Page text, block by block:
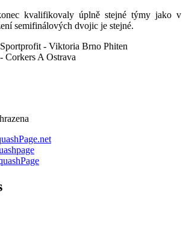
kvalifikovaly úplně stejné týmy jako v
semifinálových dvojic je stejné.
- Viktoria Brno Phiten
Corkers A Ostrava